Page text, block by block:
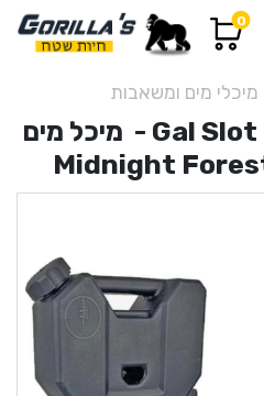
0
מיכלי מים ומשאבות
8 ליטר - 2 Gal Slot Mount - מיכל מים